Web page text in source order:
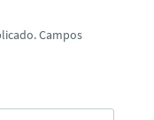
Campos